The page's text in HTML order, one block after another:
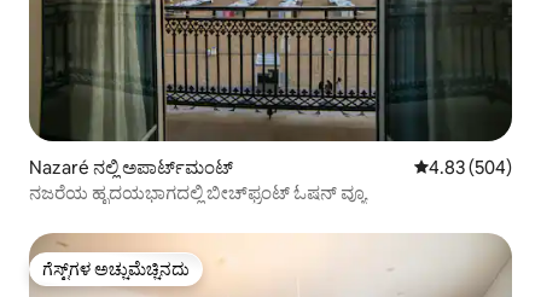
Nazaré ನಲ್ಲಿ ಅಪಾರ್ಟ್‌ಮಂಟ್ 5 ರಲ್ಲಿ 4.83
4.83 (504)
ನಜರೆಯ ಹೃದಯಭಾಗದಲ್ಲಿ ಬೀಚ್‌ಫ್ರಂಟ್ ಓಷನ್ ವ್ಯೂ
ಗೆಸ್ಟ್‌ಗಳ ಅಚ್ಚುಮೆಚ್ಚಿನದು
ಗೆಸ್ಟ್‌ಗಳ ಅಚ್ಚುಮೆಚ್ಚಿನದು